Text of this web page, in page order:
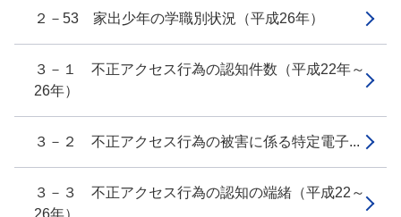
２－53 家出少年の学職別状況（平成26年）
３－１ 不正アクセス行為の認知件数（平成22年～
26年）
３－２ 不正アクセス行為の被害に係る特定電子...
３－３ 不正アクセス行為の認知の端緒（平成22～
26年）